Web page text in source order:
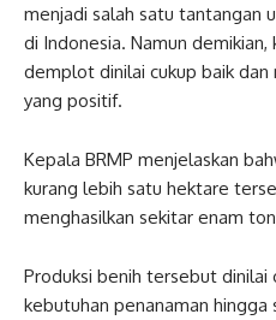
menjadi salah satu tantangan
di Indonesia. Namun
demplot dinilai cukup baik dan
yang positif.
Kepala BRMP menjelaskan
kurang lebih satu hektare
menghasilkan sekitar enam
Produksi benih tersebut dinilai
kebutuhan penanaman